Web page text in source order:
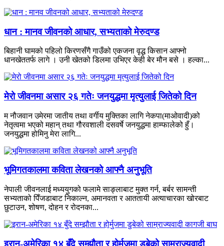
धान : मानव जीवनको आधार, सभ्यताको मेरुदण्ड
बिहानी घामको पहिलो किरणसँगै गाउँको एकजना वृद्ध किसान आफ्नो
धानखेततर्फ लागे । उनी खेतको डिलमा उभिएर केही बेर मौन बसे । हल्का...
मेरो जीवनमा असार २६ गतेः जनयुद्धमा मृत्युलाई जितेको दिन
म नौजवान उमेरमा जातीय तथा वर्गीय मुक्तिका लागि नेकपा(माओवादी)को
नेतृत्वमा भएको महान् तथा गौरवशाली दसवर्षे जनयुद्धमा हाम्फालेको हुँ।
जनयुद्धमा होमिनु मेरा लागि...
भूमिगतकालमा कविता लेखनको आफ्नै अनुभूति
नेपाली जीवनलाई मध्ययुगको फलामे साङ्लाबाट मुक्त गर्न, बर्बर सामन्ती
सभ्यताको पिँजडाबाट निकाल्न, अमानवता र आततायी अत्याचारका खोरबाट
छुटाउन, शोषण, दोहन र रोदनका...
इरान-अमेरिका १४ बुँदे सम्झौता र होर्मुजमा डुबेको साम्राज्यवादी